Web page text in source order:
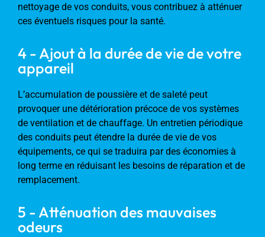
nettoyage de vos conduits, vous contribuez à atténuer
ces éventuels risques pour la santé.
4 - Ajout à la durée de vie de votre
appareil
L’accumulation de poussière et de saleté peut
provoquer une détérioration précoce de vos systèmes
de ventilation et de chauffage. Un entretien périodique
des conduits peut étendre la durée de vie de vos
équipements, ce qui se traduira par des économies à
long terme en réduisant les besoins de réparation et de
remplacement.
5 - Atténuation des mauvaises
odeurs